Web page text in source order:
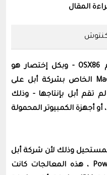
المقال
الهاكنتوش -ويعرف أيضاً بإسم OSX86 - وبكل إختصار هو
القيام بعملية تثبيت نظام MacOS الخاص بشركة أبل على
لم تقم أبل بإنتاجها - وذلك
أجهزة الكمبيوتر المحمولة
وذلك لأن شركة أبل
كانت تعتمد على معالجات PowePC ، هذه المعالجات كانت